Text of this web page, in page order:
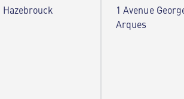
1 Avenue
Arques